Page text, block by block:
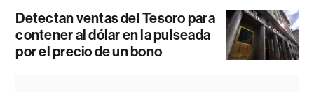
Detectan ventas del Tesoro para
contener al dólar en la pulseada
por el precio de un bono